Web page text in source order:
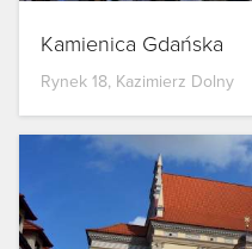
Kamienica Gdańska
Rynek 18, Kazimierz Dolny